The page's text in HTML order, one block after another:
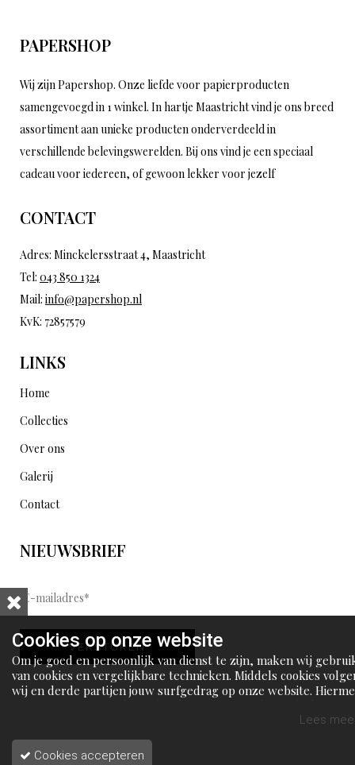
PAPERSHOP
Wij zijn Papershop. Onze liefde voor papierproducten
samengevoegd in 1 winkel. In hartje Maastricht vind je ons breed
assortiment aan unieke producten onderverdeeld in
verschillende belevingswerelden. Bij ons vind je een speciaal
cadeau voor iedereen, of gewoon lekker voor jezelf
CONTACT
Adres: Minckelersstraat 4, Maastricht
Tel: 043 850 1324
Mail: info@papershop.nl
KvK: 72857579
LINKS
Home
Collecties
Over ons
Galerij
Contact
NIEUWSBRIEF
E
-
m
a
i
l
d
VERSTUREN
Cookies op onze website
Om je goed en persoonlijk van dienst te zijn, maken wij
van cookies en vergelijkbare technieken. Middels cookies
wij en derde partijen jouw surfgedrag op onze website.
Lees
Cookies accepteren